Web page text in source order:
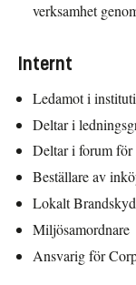
verksamhet
Internt
Ledamot i
Deltar i
Deltar i forum för
Beställare av
Lokalt
Miljösamordnare
Ansvarig för